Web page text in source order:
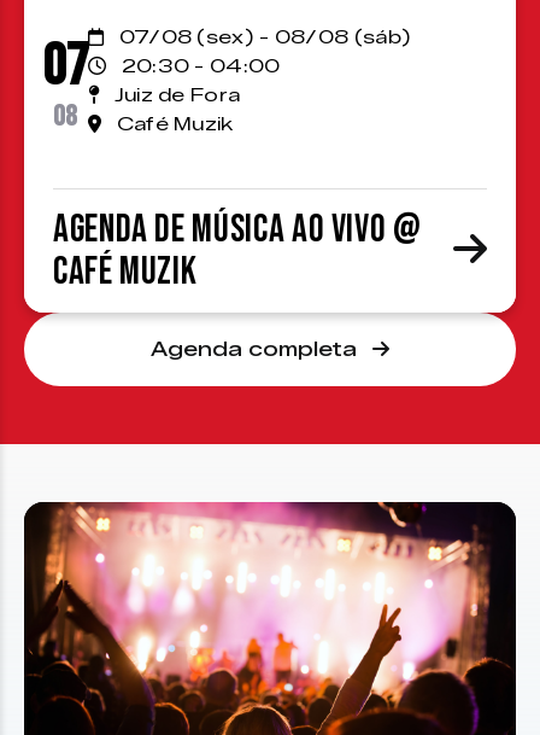
07
08
07/08 (sex) - 08/08 (sáb)
20:30 - 04:00
Juiz de Fora
Café Muzik
Agenda de Música ao Vivo @
Café Muzik
Agenda completa